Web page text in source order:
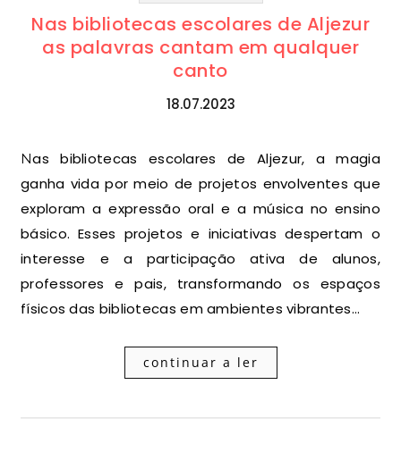
Nas bibliotecas escolares de Aljezur
as palavras cantam em qualquer
canto
18.07.2023
Nas bibliotecas escolares de Aljezur, a magia
ganha vida por meio de projetos envolventes que
exploram a expressão oral e a música no ensino
básico. Esses projetos e iniciativas despertam o
interesse e a participação ativa de alunos,
professores e pais, transformando os espaços
físicos das bibliotecas em ambientes vibrantes…
continuar a ler